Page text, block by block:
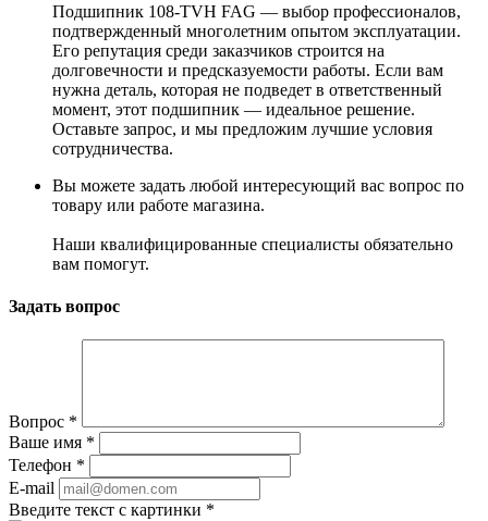
Подшипник 108-TVH FAG — выбор профессионалов,
подтвержденный многолетним опытом эксплуатации.
Его репутация среди заказчиков строится на
долговечности и предсказуемости работы. Если вам
нужна деталь, которая не подведет в ответственный
момент, этот подшипник — идеальное решение.
Оставьте запрос, и мы предложим лучшие условия
сотрудничества.
Вы можете задать любой интересующий вас вопрос по
товару или работе магазина.
Наши квалифицированные специалисты обязательно
вам помогут.
Задать вопрос
Вопрос *
Ваше имя *
Телефон *
E-mail
Введите текст с картинки *